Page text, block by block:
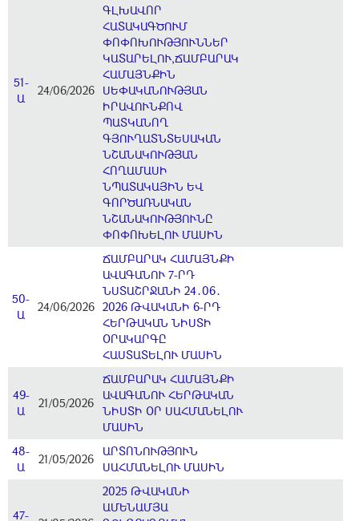
51-
Ա
24/06/2026
ԳԼԽԱՎՈՐ
ՀԱՏԱԿԱԳԾՈՒՄ
ՓՈՓՈԽՈՒԹՅՈՒՆՆԵՐ
ԿԱՏԱՐԵԼՈՒ,ՃԱՄԲԱՐԱԿ
ՀԱՄԱՅՆՔԻՆ
ՍԵՓԱԿԱՆՈՒԹՅԱՆ
ԻՐԱՎՈՒՆՔՈՎ
ՊԱՏԿԱՆՈՂ
ԳՅՈՒՂԱՏՆՏԵՍԱԿԱՆ
ՆՇԱՆԱԿՈՒԹՅԱՆ
ՀՈՂԱՄԱՍԻ
ՆՊԱՏԱԿԱՅԻՆ ԵՎ
ԳՈՐԾԱՌՆԱԿԱՆ
ՆՇԱՆԱԿՈՒԹՅՈՒՆԸ
ՓՈՓՈԽԵԼՈՒ ՄԱՍԻՆ
50-
Ա
24/06/2026
ՃԱՄԲԱՐԱԿ ՀԱՄԱՅՆՔԻ
ԱՎԱԳԱՆՈՒ 7-ՐԴ
ՆՍՏԱՇՐՋԱՆԻ 24․06․
2026 ԹՎԱԿԱՆԻ 6-ՐԴ
ՀԵՐԹԱԿԱՆ ՆԻՍՏԻ
ՕՐԱԿԱՐԳԸ
ՀԱՍՏԱՏԵԼՈՒ ՄԱՍԻՆ
49-
Ա
21/05/2026
ՃԱՄԲԱՐԱԿ ՀԱՄԱՅՆՔԻ
ԱՎԱԳԱՆՈՒ ՀԵՐԹԱԿԱՆ
ՆԻՍՏԻ ՕՐ ՍԱՀՄԱՆԵԼՈՒ
ՄԱՍԻՆ
48-
Ա
21/05/2026
ԱՐՏՈՆՈՒԹՅՈՒՆ
ՍԱՀՄԱՆԵԼՈՒ ՄԱՍԻՆ
47-
2025 ԹՎԱԿԱՆԻ
ԱՄԵՆԱՄՅԱ